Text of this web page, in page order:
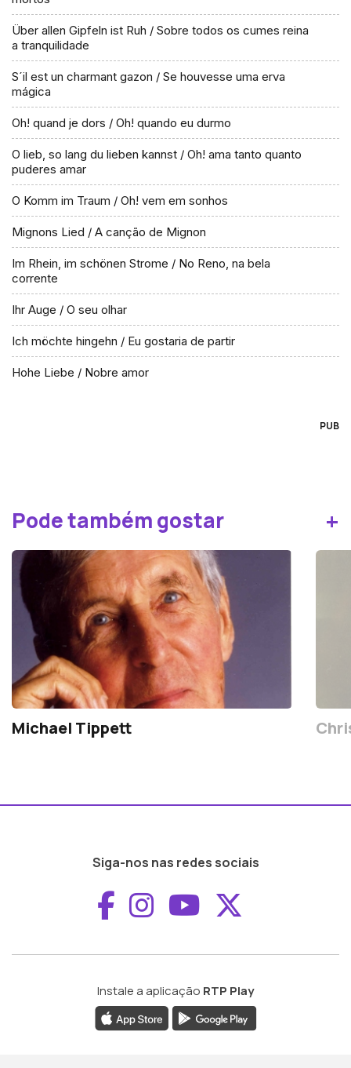
Über allen Gipfeln ist Ruh / Sobre todos os cumes reina
a tranquilidade
S´il est un charmant gazon / Se houvesse uma erva
mágica
Oh! quand je dors / Oh! quando eu durmo
O lieb, so lang du lieben kannst / Oh! ama tanto quanto
puderes amar
O Komm im Traum / Oh! vem em sonhos
Mignons Lied / A canção de Mignon
Im Rhein, im schönen Strome / No Reno, na bela
corrente
Ihr Auge / O seu olhar
Ich möchte hingehn / Eu gostaria de partir
Hohe Liebe / Nobre amor
PUB
Pode também gostar +
Michael Tippett
Siga-nos nas redes sociais
Aceder ao
Aceder ao
Aceder ao
Instale a aplicação RTP Play